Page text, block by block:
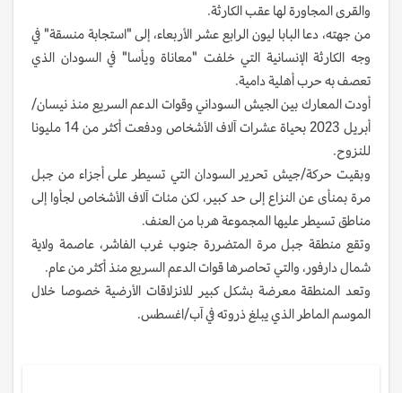
والقرى المجاورة لها عقب الكارثة.
من جهته، دعا البابا ليون الرابع عشر الأربعاء، إلى "استجابة منسقة" في
وجه الكارثة الإنسانية التي خلفت "معاناة ويأسا" في السودان الذي
تعصف به حرب أهلية دامية.
أودت المعارك بين الجيش السوداني وقوات الدعم السريع منذ نيسان/
أبريل 2023 بحياة عشرات آلاف الأشخاص ودفعت أكثر من 14 مليونا
للنزوح.
وبقيت حركة/جيش تحرير السودان التي تسيطر على أجزاء من جبل
مرة بمنأى عن النزاع إلى حد كبير، لكن مئات آلاف الأشخاص لجأوا إلى
مناطق تسيطر عليها المجموعة هربا من العنف.
وتقع منطقة جبل مرة المتضررة جنوب غرب الفاشر، عاصمة ولاية
شمال دارفور، والتي تحاصرها قوات الدعم السريع منذ أكثر من عام.
وتعد المنطقة معرضة بشكل كبير للانزلاقات الأرضية خصوصا خلال
الموسم الماطر الذي يبلغ ذروته في آب/اغسطس.